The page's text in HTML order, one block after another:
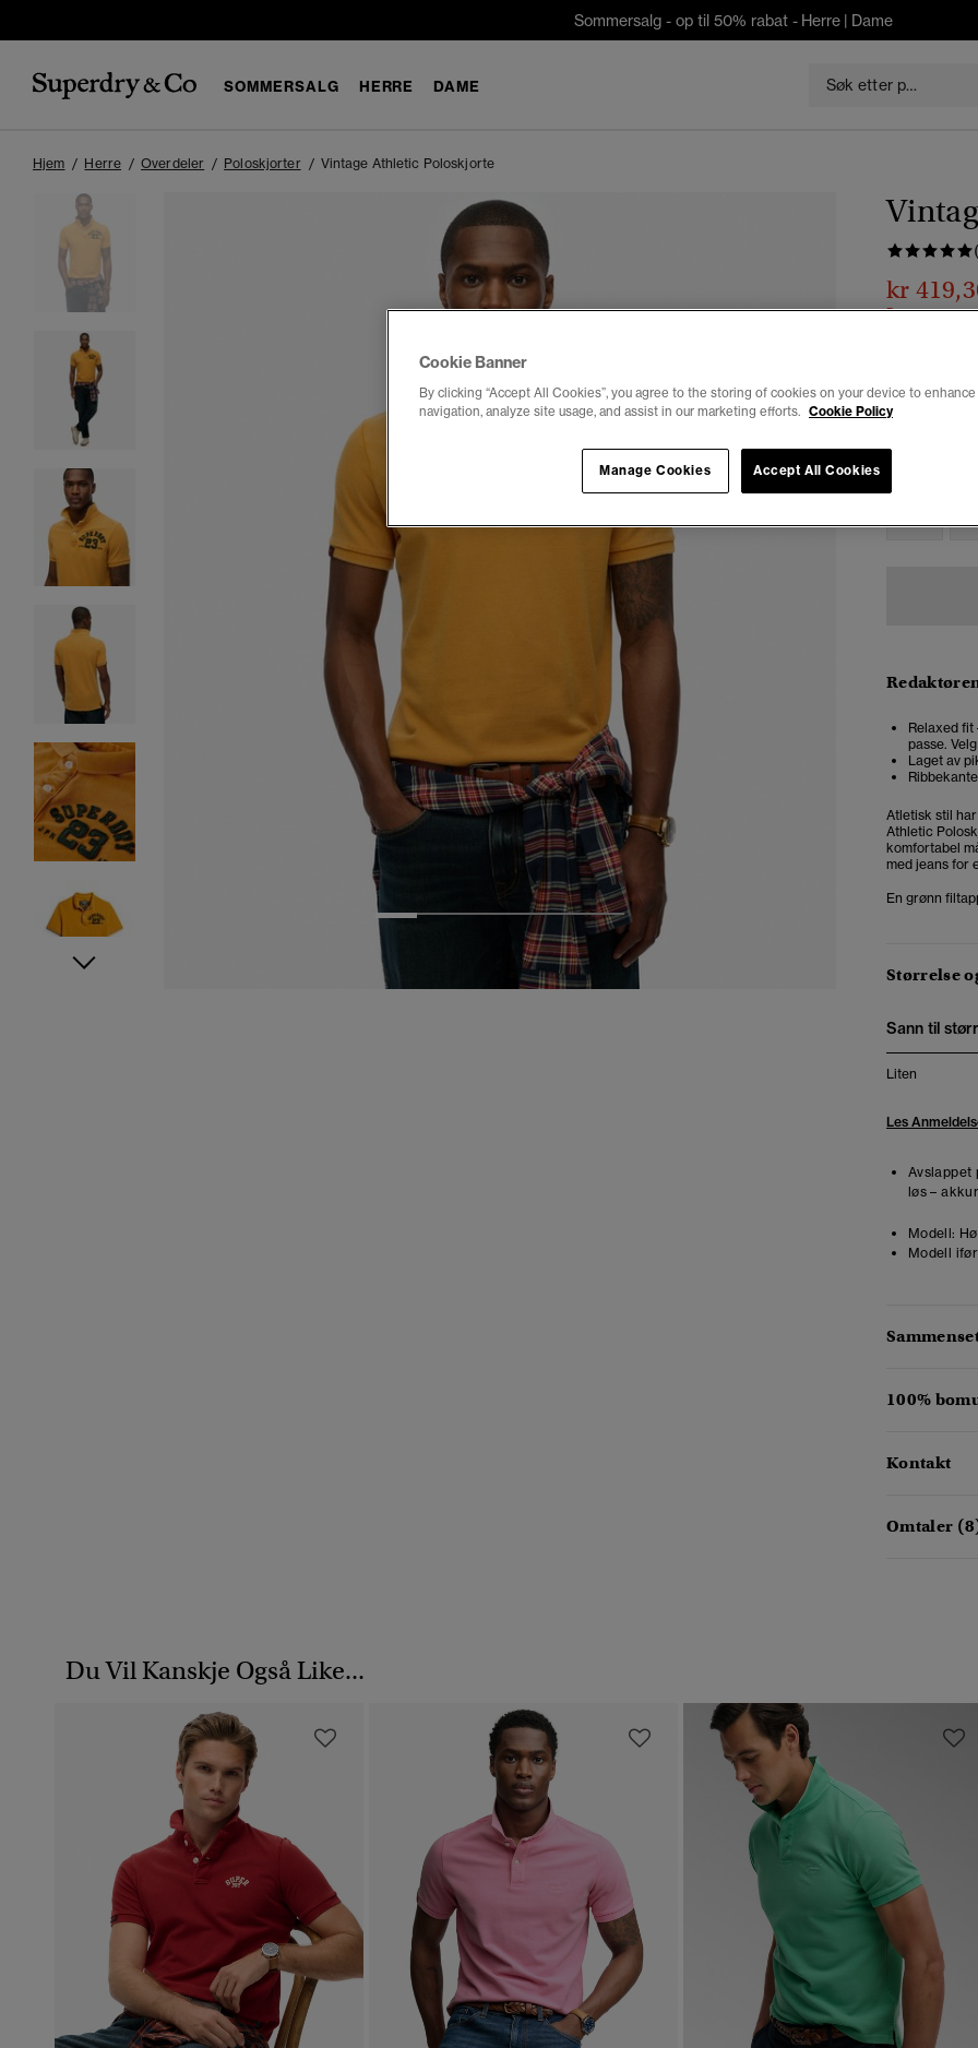
Sommersalg - op til 50% rabat - Herre | Dame
SOMMERSALG HERRE DAME
Hjem Herre Overdeler Poloskjorter Vintage Athletic Poloskjorte
4 5 6
kr
Du sparer 30 %
Relaxed
passe.
Laget av
Atletisk stil
Athletic
komfortabel
med jeans for
En grønn
Størrelse
Sann til
Liten
Les
Avslappet
løs –
Modell:
Modell
100%
Kontakt
Omtaler
Du Vil Kanskje Også Like...
Cookie Banner
By clicking “Accept All Cookies”, you agree to the storing of cookies on your device to
navigation, analyze site usage, and assist in our marketing efforts. Cookie Policy
Accept All Cookies
Manage Cookies